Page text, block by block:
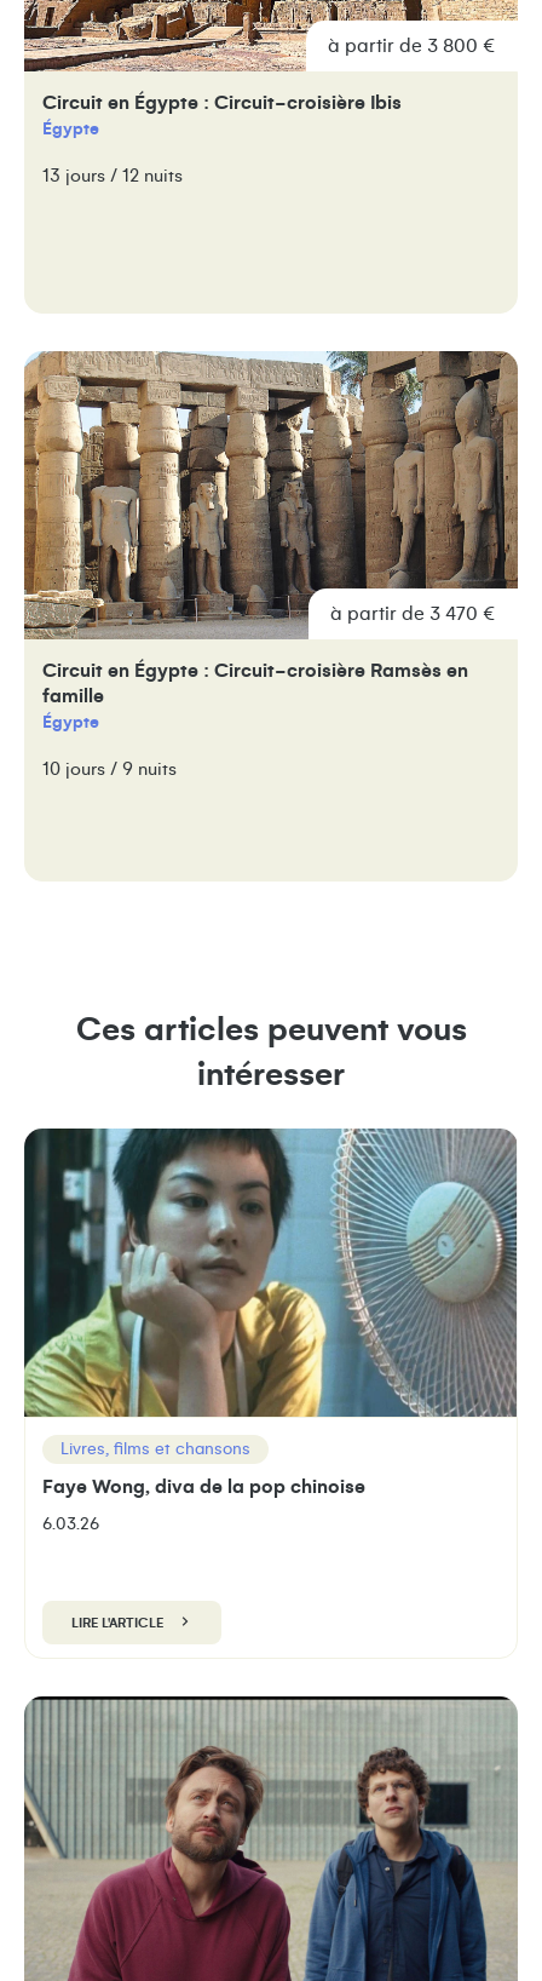
à partir de 3 800 €
Circuit en Égypte : Circuit-croisière Ibis
Égypte
13 jours / 12 nuits
à partir de 3 470 €
Circuit en Égypte : Circuit-croisière Ramsès en
famille
Égypte
10 jours / 9 nuits
Ces articles peuvent vous
intéresser
Livres, films et chansons
Faye Wong, diva de la pop chinoise
6.03.26
LIRE L'ARTICLE